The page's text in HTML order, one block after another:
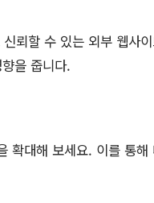
뢰할 수 있는 외부 웹사
을 줍니다.
확대해 보세요. 이를 통해